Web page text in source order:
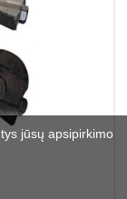
jūsų apsipirkimo